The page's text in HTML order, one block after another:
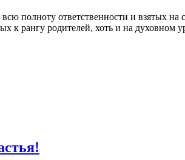
полноту ответственности и взятых
к рангу родителей, хоть и на